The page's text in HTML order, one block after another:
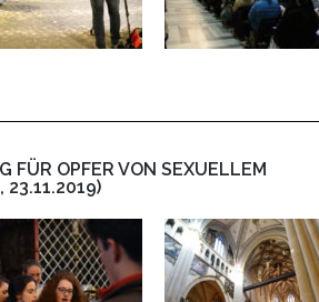
FÜR OPFER VON SEXUELLEM
23.11.2019)